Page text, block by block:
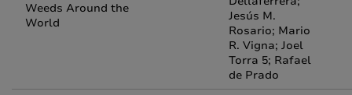
Weeds Around the
World
Jesús M.
Rosario; Mario
R. Vigna; Joel
Torra 5; Rafael
de Prado